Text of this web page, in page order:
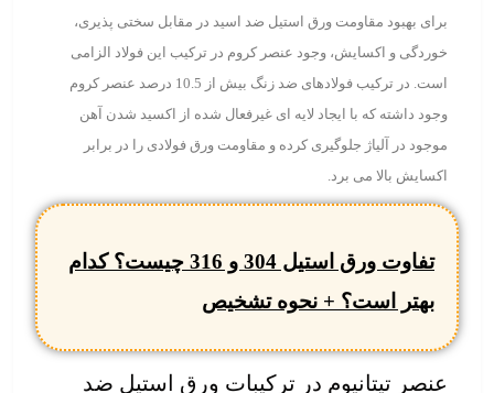
برای بهبود مقاومت ورق استیل ضد اسید در مقابل سختی پذیری،
خوردگی و اکسایش، وجود عنصر کروم در ترکیب این فولاد الزامی
است. در ترکیب فولادهای ضد زنگ بیش از 10.5 درصد عنصر کروم
وجود داشته که با ایجاد لایه ای غیرفعال شده از اکسید شدن آهن
موجود در آلیاژ جلوگیری کرده و مقاومت ورق فولادی را در برابر
اکسایش بالا می برد.
تفاوت ورق استیل 304 و 316 چیست؟ کدام
بهتر است؟ + نحوه تشخیص
عنصر تیتانیوم در ترکیبات ورق استیل ضد